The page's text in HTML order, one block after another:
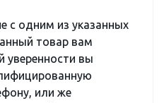
с одним из указанных
товар вам
уверенности вы
или же